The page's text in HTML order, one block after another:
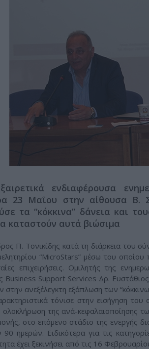
ενδιαφέρουσα
23 Μαΐου στην αίθουσα Β.
τα “κόκκινα” δάνεια και
καταστούν αυτά βιώσιμα
Π. Τονικίδης κατά τη διάρκεια του
“MicroStars” μέσω του
επιχειρήσεις. Ομιλητής της
Business Support Services Δρ.
στην ανεξέλεγκτη εξάπλωση των
τόνισε στην εισήγηση
ολοκλήρωση της ανά-κεφαλαιοποίησης
στο επόμενο στάδιο της ενεργής
ημερών. Ειδικότερα για τις
έχει ξεκινήσει από τις 16